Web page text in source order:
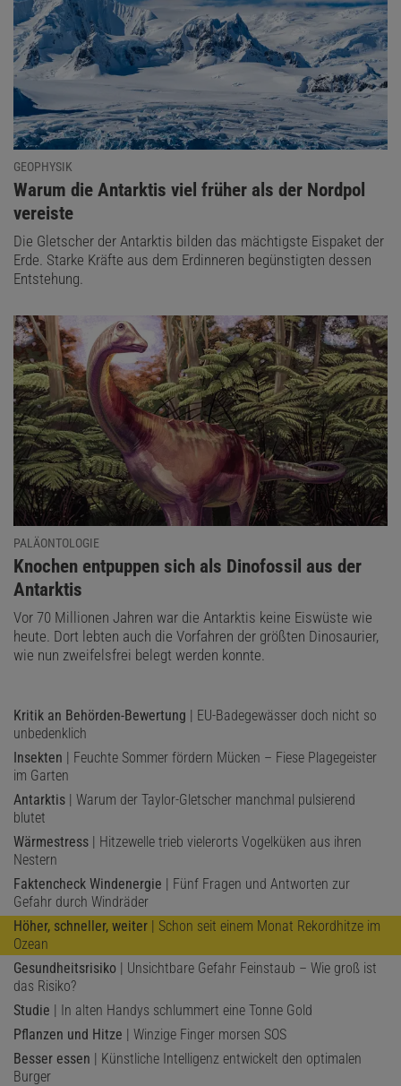
GEOPHYSIK
:
Warum die Antarktis viel früher als der Nordpol
vereiste
Die Gletscher der Antarktis bilden das mächtigste Eispaket der
Erde. Starke Kräfte aus dem Erdinneren begünstigten dessen
Entstehung.
PALÄONTOLOGIE
:
Knochen entpuppen sich als Dinofossil aus der
Antarktis
Vor 70 Millionen Jahren war die Antarktis keine Eiswüste wie
heute. Dort lebten auch die Vorfahren der größten Dinosaurier,
wie nun zweifelsfrei belegt werden konnte.
Kritik an Behörden-Bewertung | EU-Badegewässer doch nicht so
unbedenklich
Insekten | Feuchte Sommer fördern Mücken – Fiese Plagegeister
im Garten
Antarktis | Warum der Taylor-Gletscher manchmal pulsierend
blutet
Wärmestress | Hitzewelle trieb vielerorts Vogelküken aus ihren
Nestern
Faktencheck Windenergie | Fünf Fragen und Antworten zur
Gefahr durch Windräder
Höher, schneller, weiter | Schon seit einem Monat Rekordhitze im
Ozean
Gesundheitsrisiko | Unsichtbare Gefahr Feinstaub – Wie groß ist
das Risiko?
Studie | In alten Handys schlummert eine Tonne Gold
Pflanzen und Hitze | Winzige Finger morsen SOS
Besser essen | Künstliche Intelligenz entwickelt den optimalen
Burger